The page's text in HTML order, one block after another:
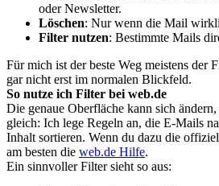
oder Newsletter.
Löschen: Nur wenn die Mail
Filter nutzen: Bestimmte Mails
Für mich ist der beste Weg meistens der
gar nicht erst im normalen Blickfeld.
So nutze ich Filter bei web.de
Die genaue Oberfläche kann sich
gleich: Ich lege Regeln an, die E-Mails
Inhalt sortieren. Wenn du dazu die
am besten die web.de Hilfe.
Ein sinnvoller Filter sieht so aus: